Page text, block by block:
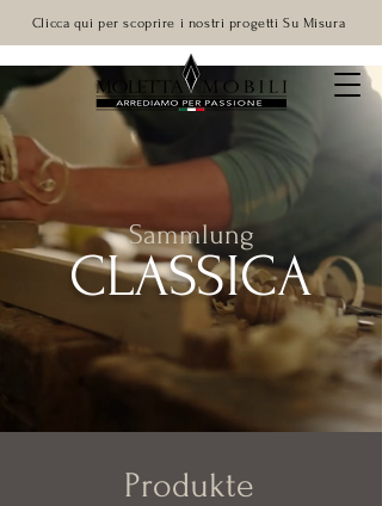
Clicca qui per scoprire i nostri progetti Su Misura
Sammlung
CLASSICA
Produkte